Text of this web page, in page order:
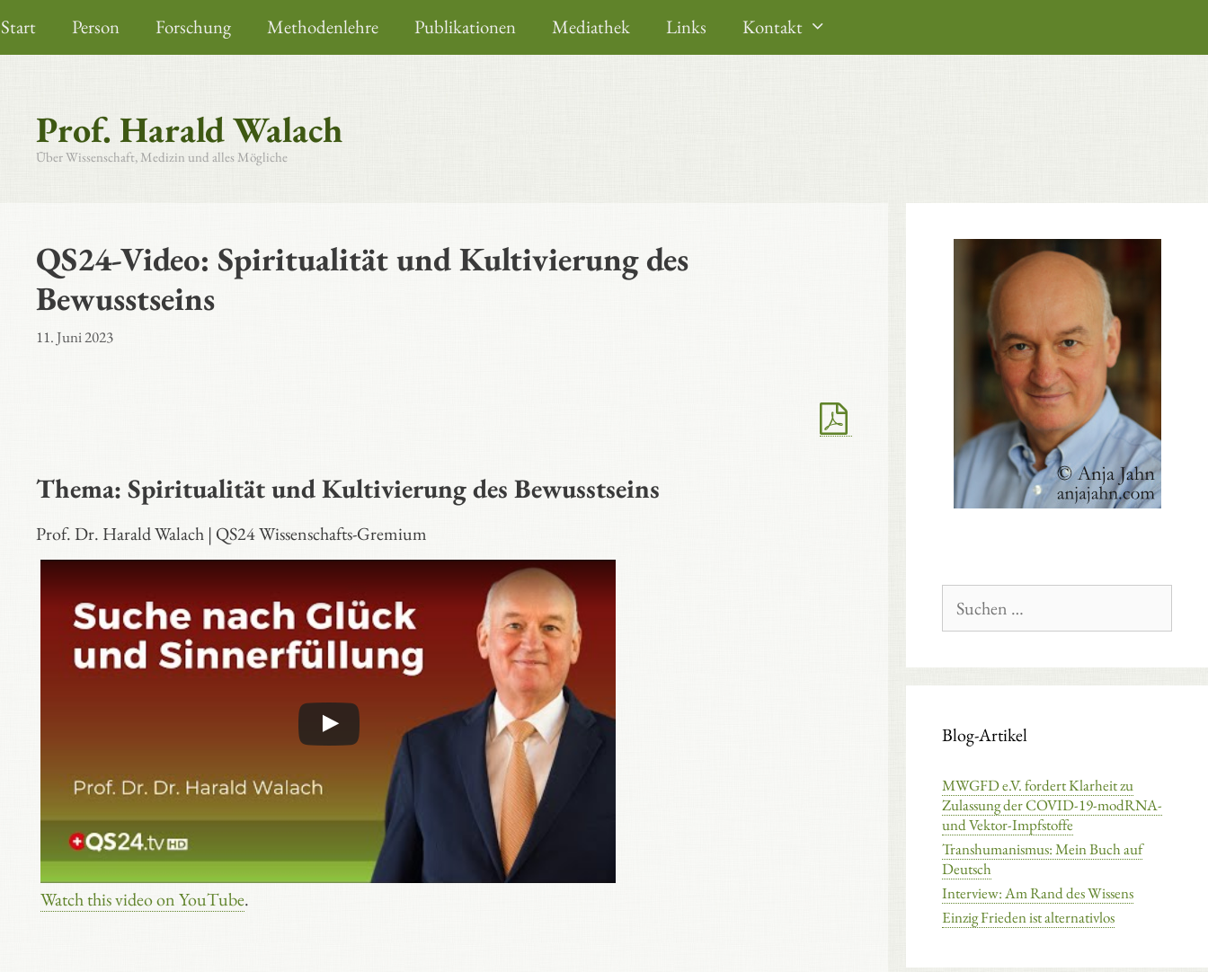
Inhalt
springen
Start Person Forschung Methodenlehre Publikationen Mediathek Links Kontakt
Prof. Harald Walach
Über Wissenschaft, Medizin und alles Mögliche
QS24-Video: Spiritualität und Kultivierung des
Bewusstseins
11. Juni 2023
Thema: Spiritualität und Kultivierung des Bewusstseins
Prof. Dr. Harald Walach | QS24 Wissenschafts-Gremium
Watch this video on YouTube.
nach:
Blog-Artikel
MWGFD e.V. fordert Klarheit zu
Zulassung der COVID-19-modRNA-
und Vektor-Impfstoffe
Transhumanismus: Mein Buch auf
Deutsch
Interview: Am Rand des Wissens
Einzig Frieden ist alternativlos